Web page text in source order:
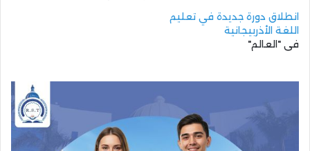
انطلاق دورة جديدة في تعليم
اللغة الأذربيجانية
في "العالم"